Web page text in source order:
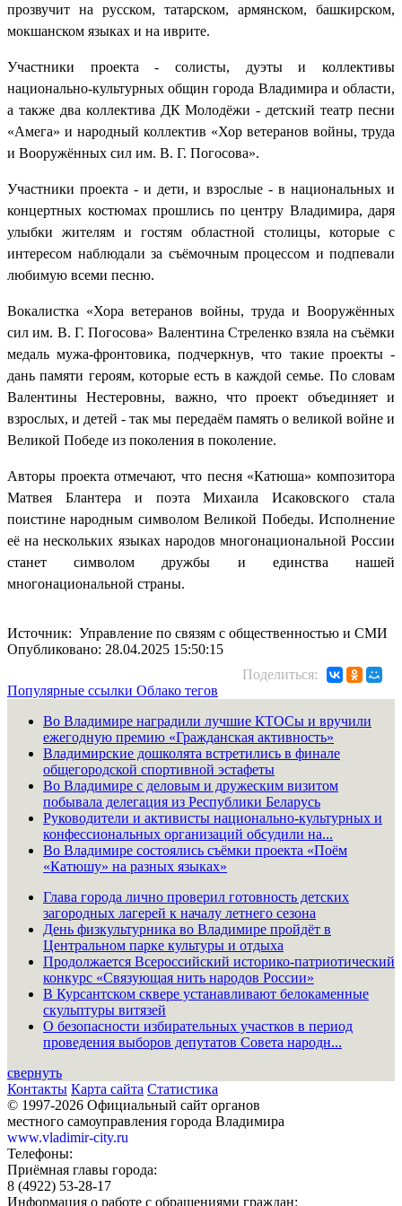
прозвучит на русском, татарском, армянском, башкирском,
мокшанском языках и на иврите.
Участники проекта - солисты, дуэты и коллективы
национально-культурных общин города Владимира и области,
а также два коллектива ДК Молодёжи - детский театр песни
«Амега» и народный коллектив «Хор ветеранов войны, труда
и Вооружённых сил им. В. Г. Погосова».
Участники проекта - и дети, и взрослые - в национальных и
концертных костюмах прошлись по центру Владимира, даря
улыбки жителям и гостям областной столицы, которые с
интересом наблюдали за съёмочным процессом и подпевали
любимую всеми песню.
Вокалистка «Хора ветеранов войны, труда и Вооружённых
сил им. В. Г. Погосова» Валентина Стреленко взяла на съёмки
медаль мужа-фронтовика, подчеркнув, что такие проекты -
дань памяти героям, которые есть в каждой семье. По словам
Валентины Нестеровны, важно, что проект объединяет и
взрослых, и детей - так мы передаём память о великой войне и
Великой Победе из поколения в поколение.
Авторы проекта отмечают, что песня «Катюша» композитора
Матвея Блантера и поэта Михаила Исаковского стала
поистине народным символом Великой Победы. Исполнение
её на нескольких языках народов многонациональной России
станет символом дружбы и единства нашей
многонациональной страны.
Источник: Управление по связям с общественностью и СМИ
Опубликовано: 28.04.2025 15:50:15
Поделиться:
Популярные ссылки Облако тегов
Во Владимире наградили лучшие КТОСы и вручили
ежегодную премию «Гражданская активность»
Владимирские дошколята встретились в финале
общегородской спортивной эстафеты
Во Владимире с деловым и дружеским визитом
побывала делегация из Республики Беларусь
Руководители и активисты национально-культурных и
конфессиональных организаций обсудили на...
Во Владимире состоялись съёмки проекта «Поём
«Катюшу» на разных языках»
Глава города лично проверил готовность детских
загородных лагерей к началу летнего сезона
День физкультурника во Владимире пройдёт в
Центральном парке культуры и отдыха
Продолжается Всероссийский историко-патриотический
конкурс «Связующая нить народов России»
В Курсантском сквере устанавливают белокаменные
скульптуры витязей
О безопасности избирательных участков в период
проведения выборов депутатов Совета народн...
свернуть
Контакты Карта сайта Статистика
© 1997-2026 Официальный сайт органов
местного самоуправления города Владимира
www.vladimir-city.ru
Телефоны:
Приёмная главы города:
8 (4922) 53-28-17
Информация о работе с обращениями граждан: